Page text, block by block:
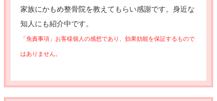
家族にかもめ整骨院を教えてもらい感謝です。身近な
知人にも紹介中です。
「免責事項」お客様個人の感想であり、効果効能を保証するもので
はありません。